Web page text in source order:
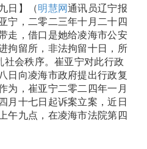
日】（明慧网通讯员辽宁报
宁，二零二三年十月二十四
走，借口是她给凌海市公安
拘留所，非法拘留十日，所
社会秩序。崔亚宁对此行政
日向凌海市政府提出行政复
为，崔亚宁二零二四年一月
月十七日起诉案立案，近日
午九点，在凌海市法院第四